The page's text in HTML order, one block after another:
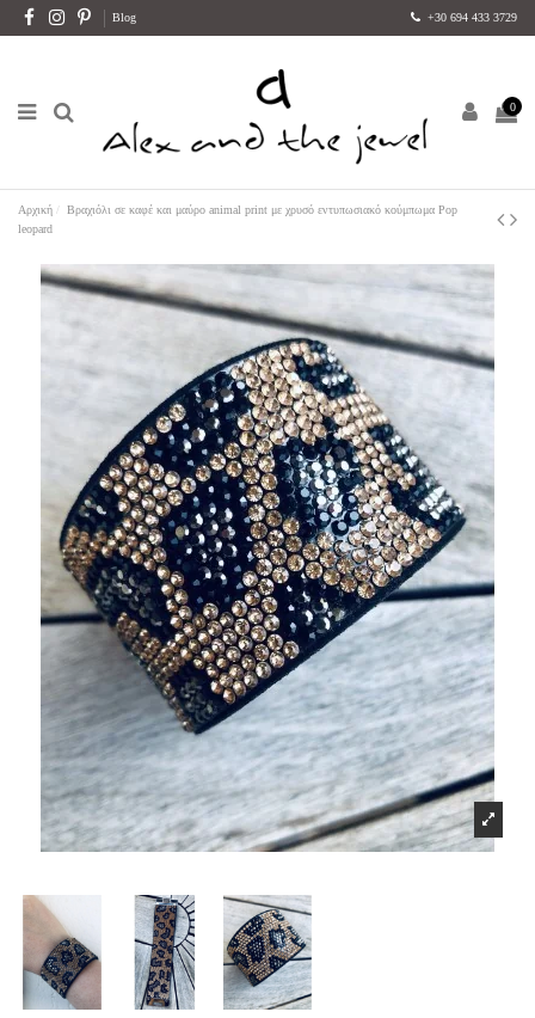
Blog +30 694 433 3729
0
Αρχική
Βραχιόλι σε καφέ και μαύρο animal print με χρυσό εντυπωσιακό κούμπωμα Pop
leopard